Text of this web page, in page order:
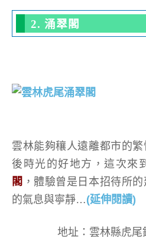
2. 涌翠閣
雲林能夠穰人遠離都市的
後時光的好地方，這次來
閣 ，體驗曾是日本招待所
的氣息與寧靜…(延伸閱讀)
地址：雲林縣虎尾